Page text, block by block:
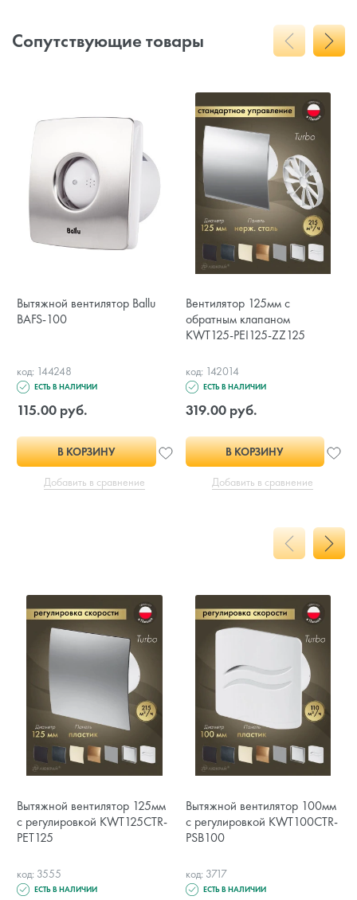
Сопутствующие товары
Вытяжной вентилятор Ballu
BAFS-100
код: 144248
ЕСТЬ В НАЛИЧИИ
115.00 руб.
В КОРЗИНУ
Добавить в сравнение
Вентилятор 125мм с
обратным клапаном
KWT125-PEI125-ZZ125
код: 142014
ЕСТЬ В НАЛИЧИИ
319.00 руб.
В КОРЗИНУ
Добавить в сравнение
Вытяжной вентилятор 125мм
с регулировкой KWT125CTR-
PET125
код: 3555
ЕСТЬ В НАЛИЧИИ
Вытяжной вентилятор 100мм
с регулировкой KWT100CTR-
PSB100
код: 3717
ЕСТЬ В НАЛИЧИИ